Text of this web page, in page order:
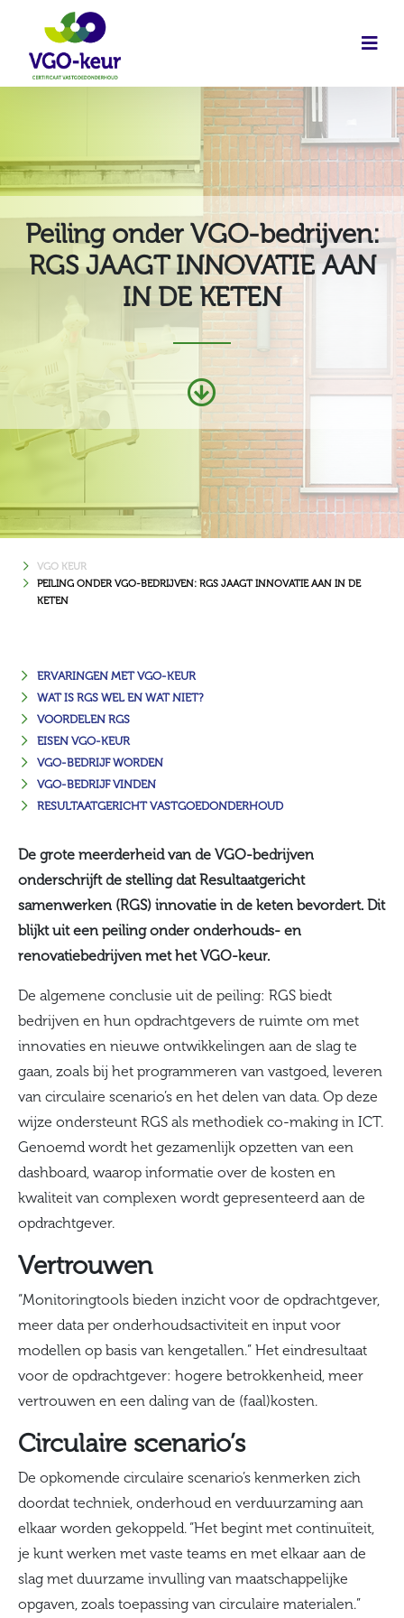
Peiling onder VGO-bedrijven:
RGS JAAGT INNOVATIE AAN
IN DE KETEN
VGO KEUR
PEILING ONDER VGO-BEDRIJVEN: RGS JAAGT INNOVATIE AAN IN DE
KETEN
ERVARINGEN MET VGO-KEUR
WAT IS RGS WEL EN WAT NIET?
VOORDELEN RGS
EISEN VGO-KEUR
VGO-BEDRIJF WORDEN
VGO-BEDRIJF VINDEN
RESULTAATGERICHT VASTGOEDONDERHOUD
De grote meerderheid van de VGO-bedrijven
onderschrijft de stelling dat Resultaatgericht
samenwerken (RGS) innovatie in de keten bevordert. Dit
blijkt uit een peiling onder onderhouds- en
renovatiebedrijven met het VGO-keur.
De algemene conclusie uit de peiling: RGS biedt
bedrijven en hun opdrachtgevers de ruimte om met
innovaties en nieuwe ontwikkelingen aan de slag te
gaan, zoals bij het programmeren van vastgoed, leveren
van circulaire scenario’s en het delen van data. Op deze
wijze ondersteunt RGS als methodiek co-making in ICT.
Genoemd wordt het gezamenlijk opzetten van een
dashboard, waarop informatie over de kosten en
kwaliteit van complexen wordt gepresenteerd aan de
opdrachtgever.
Vertrouwen
“Monitoringtools bieden inzicht voor de opdrachtgever,
meer data per onderhoudsactiviteit en input voor
modellen op basis van kengetallen.” Het eindresultaat
voor de opdrachtgever: hogere betrokkenheid, meer
vertrouwen en een daling van de (faal)kosten.
Circulaire scenario’s
De opkomende circulaire scenario’s kenmerken zich
doordat techniek, onderhoud en verduurzaming aan
elkaar worden gekoppeld. “Het begint met continuïteit,
je kunt werken met vaste teams en met elkaar aan de
slag met duurzame invulling van maatschappelijke
opgaven, zoals toepassing van circulaire materialen.”